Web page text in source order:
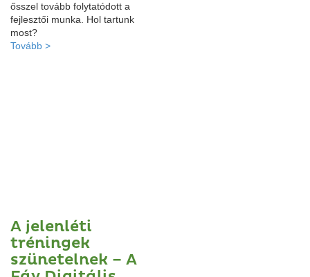
ősszel tovább folytatódott a
fejlesztői munka. Hol tartunk
most?
Tovább >
A jelenléti
tréningek
szünetelnek – A